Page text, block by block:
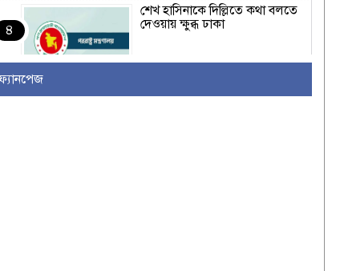
৪
শেখ হাসিনাকে দিল্লিতে কথা বলতে
দেওয়ায় ক্ষুব্ধ ঢাকা
আজ থেকে উন্মুক্ত